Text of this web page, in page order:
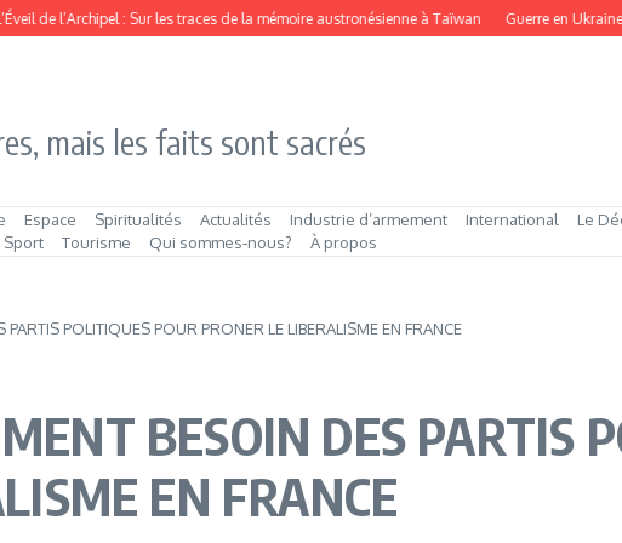
de l’Archipel : Sur les traces de la mémoire austronésienne à Taïwan Guerre en Ukraine :
mais les faits sont sacrés
Espace Spiritualités Actualités Industrie d’armement International Le
Sport Tourisme Qui sommes‑nous? À propos
POLITIQUES POUR PRONER LE LIBERALISME EN FRANCE
BESOIN DES PARTIS
EN FRANCE